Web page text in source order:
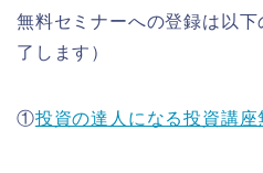
無料セミナーへの登録は以
了します）
①投資の達人になる投資講座